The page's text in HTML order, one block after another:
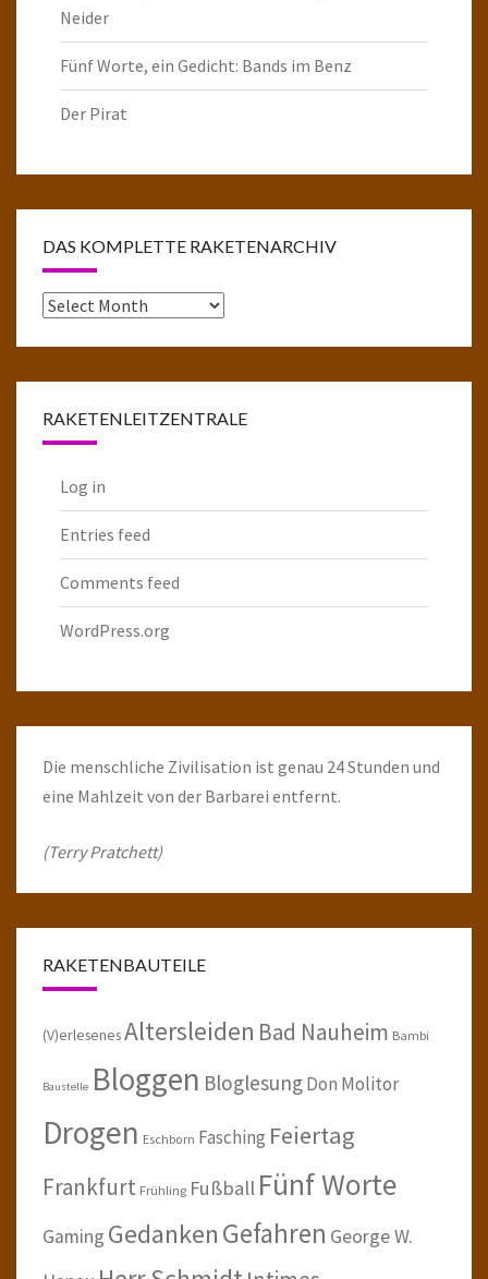
Neider
Fünf Worte, ein Gedicht: Bands im Benz
Der Pirat
DAS KOMPLETTE RAKETENARCHIV
Das
RAKETENLEITZENTRALE
Log in
Entries feed
Comments feed
WordPress.org
Die menschliche Zivilisation ist genau 24 Stunden und
eine Mahlzeit von der Barbarei entfernt.
(Terry Pratchett)
RAKETENBAUTEILE
(V)erlesenesAltersleiden Bad Nauheim Bambi
Baustelle Bloggen BloglesungDon Molitor
Drogen Eschborn Fasching Feiertag
Frankfurt Frühling Fußball Fünf Worte
Gaming GedankenGefahren George W.